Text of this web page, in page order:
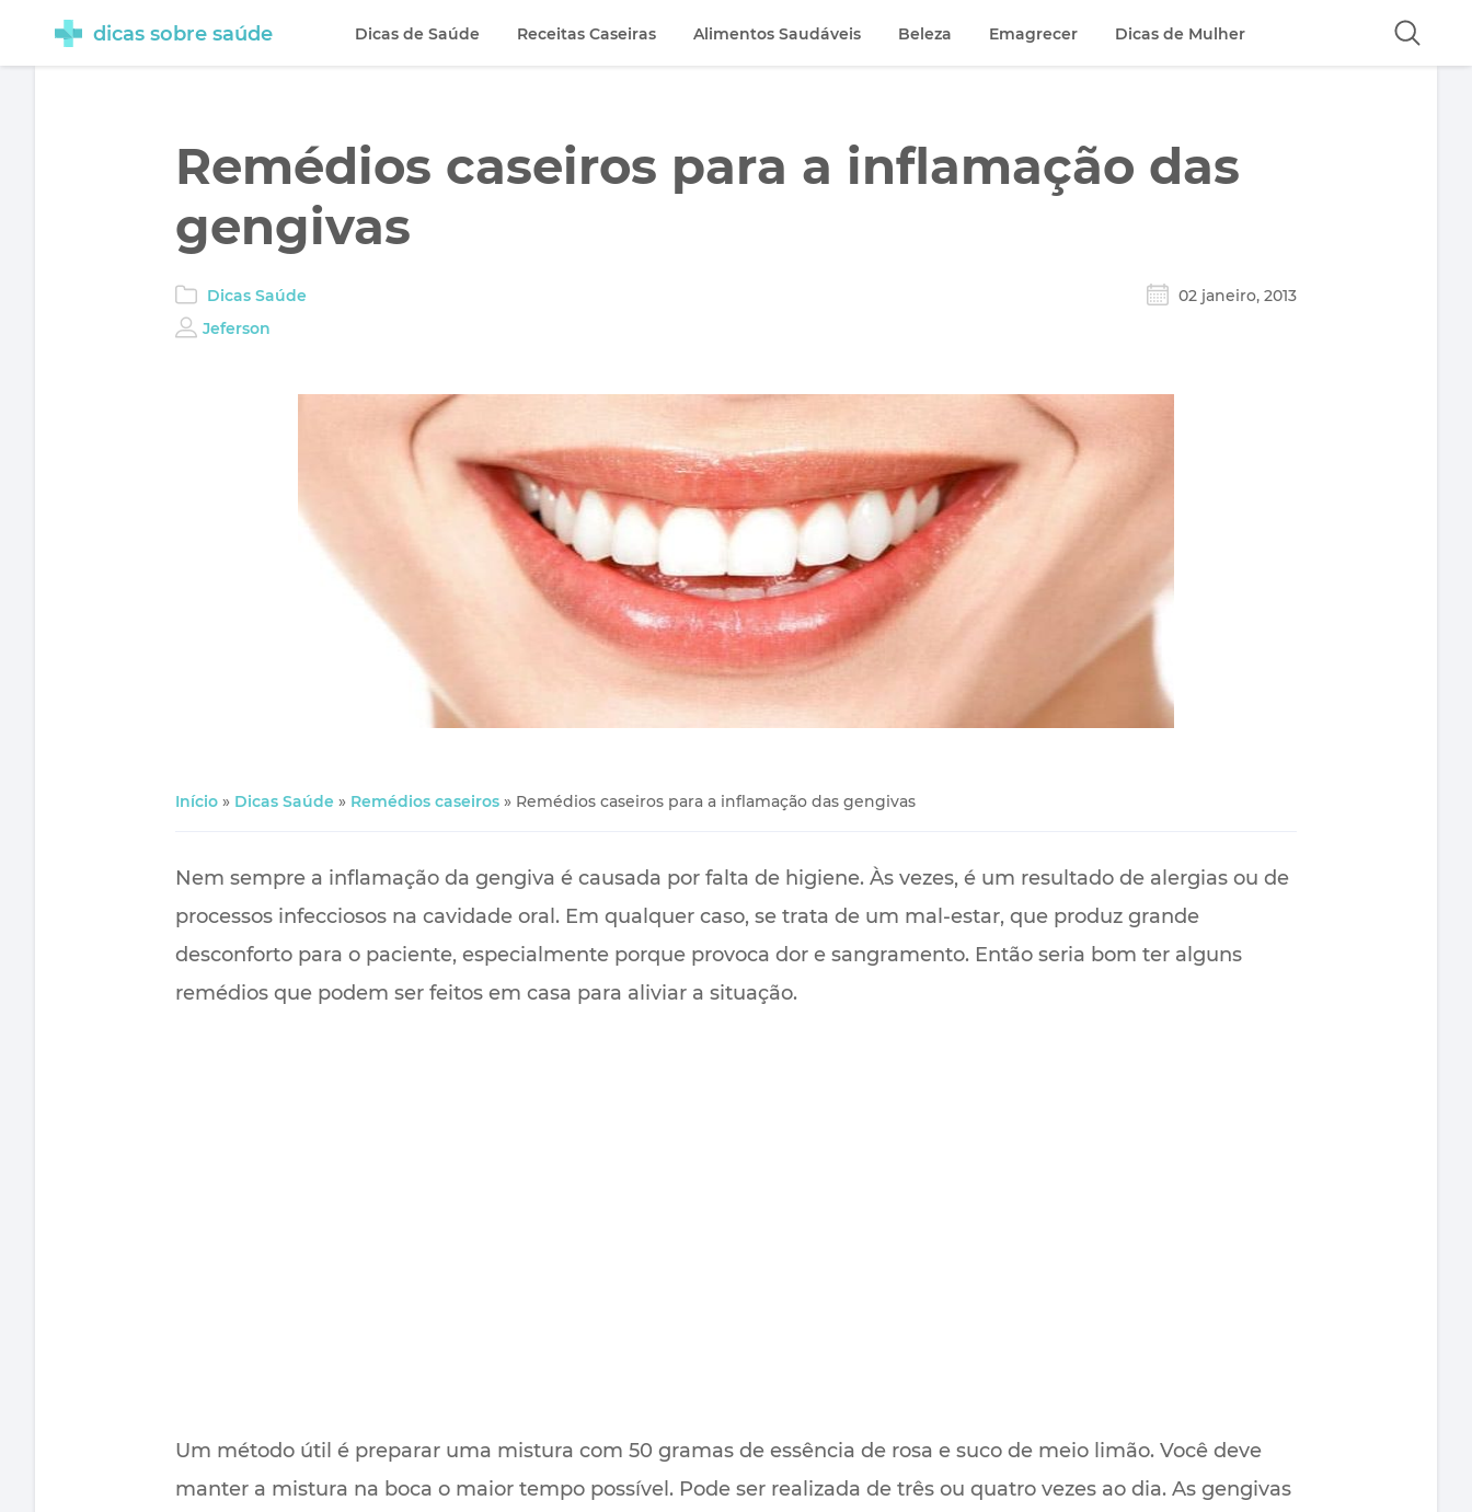
Remédios caseiros para a inflamação das
gengivas
Dicas Saúde
02 janeiro, 2013
Jeferson
Início » Dicas Saúde » Remédios caseiros » Remédios caseiros para a inflamação das gengivas
Nem sempre a inflamação da gengiva é causada por falta de higiene. Às vezes, é um resultado de alergias ou de
processos infecciosos na cavidade oral. Em qualquer caso, se trata de um mal-estar, que produz grande
desconforto para o paciente, especialmente porque provoca dor e sangramento. Então seria bom ter alguns
remédios que podem ser feitos em casa para aliviar a situação.
Um método útil é preparar uma mistura com 50 gramas de essência de rosa e suco de meio limão. Você deve
manter a mistura na boca o maior tempo possível. Pode ser realizada de três ou quatro vezes ao dia. As gengivas
dicas sobre saúde Dicas de Saúde Receitas Caseiras Alimentos Saudáveis Beleza Emagrecer Dicas de Mulher